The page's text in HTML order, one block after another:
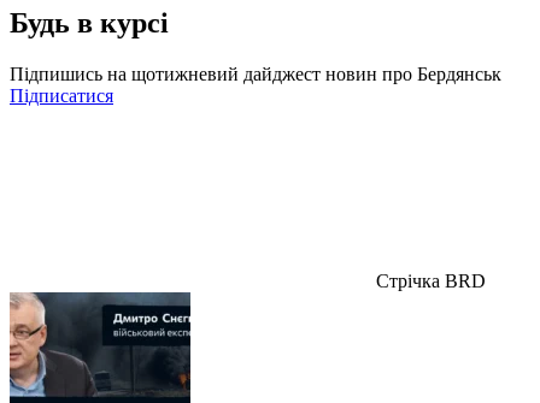
Будь в курсі
Підпишись на щотижневий дайджест новин про Бердянськ
Підписатися
Стрічка BRD